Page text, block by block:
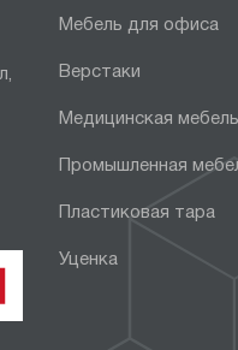
Мебель для офиса
Верстаки
Медицинская мебель
Промышленная
Пластиковая тара
Уценка